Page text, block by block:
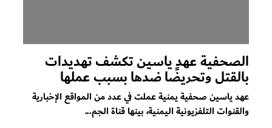
الصحفية عهد ياسين تكشف تهديدات
بالقتل وتحريضًا ضدها بسبب عملها
عهد ياسين صحفية يمنية عملت في عدد من المواقع الإخبارية
والقنوات التلفزيونية اليمنية، بينها قناة الجم...